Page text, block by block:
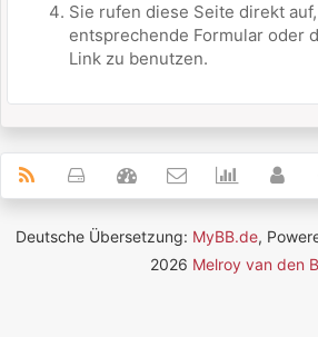
Sie rufen diese Seite direkt
entsprechende Formular oder
Link zu benutzen.
Deutsche Übersetzung: MyBB.de,
2026 Melroy van den